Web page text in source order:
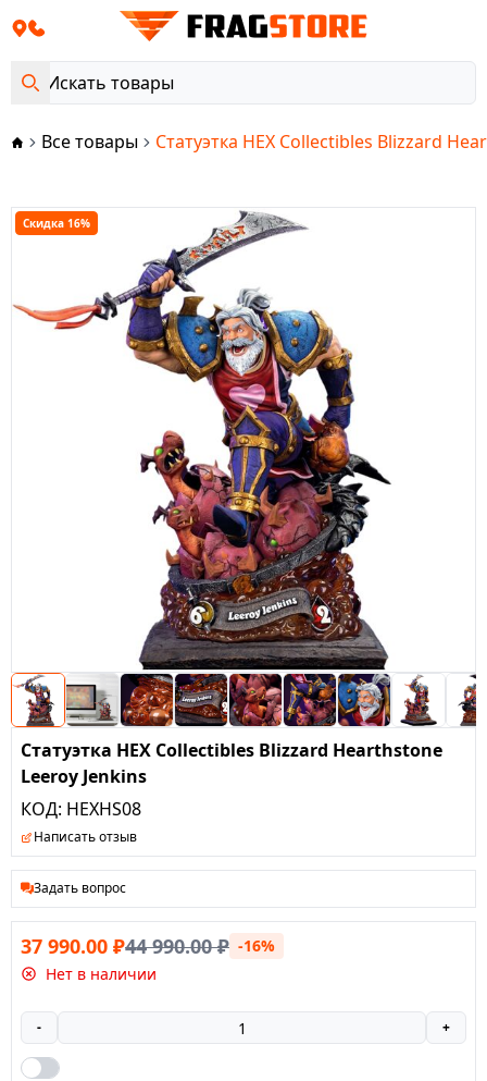
Все товары Статуэтка HEX Collectibles Blizzard
Скидка 16%
Статуэтка HEX Collectibles Blizzard Hearthstone
Leeroy Jenkins
КОД: HEXHS08
Написать отзыв
Задать вопрос
37 990.00 ₽44 990.00₽ -16%
Нет в наличии
- +